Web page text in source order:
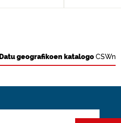
Datu geografikoen katalogoCSWn